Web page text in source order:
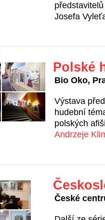
Josefa
Polské
Bio Oko,
Výstava
hudební
polských
Andrzeje
České